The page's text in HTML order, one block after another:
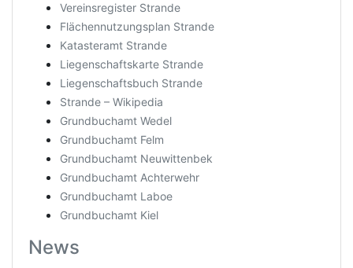
Vereinsregister Strande
Flächennutzungsplan Strande
Katasteramt Strande
Liegenschaftskarte Strande
Liegenschaftsbuch Strande
Strande – Wikipedia
Grundbuchamt Wedel
Grundbuchamt Felm
Grundbuchamt Neuwittenbek
Grundbuchamt Achterwehr
Grundbuchamt Laboe
Grundbuchamt Kiel
News